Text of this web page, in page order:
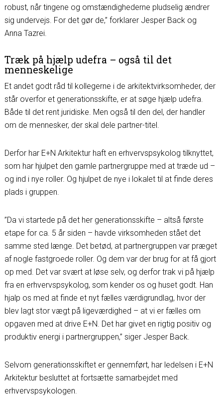
robust, når tingene og omstændighederne pludselig ændrer
sig undervejs. For det gør de,” forklarer Jesper Back og
Anna Tazrei.
Træk på hjælp udefra – også til det
menneskelige
Et andet godt råd til kollegerne i de arkitektvirksomheder, der
står overfor et generationsskifte, er at søge hjælp udefra.
Både til det rent juridiske. Men også til den del, der handler
om de mennesker, der skal dele partner-titel.
Derfor har E+N Arkitektur haft en erhvervspsykolog tilknyttet,
som har hjulpet den gamle partnergruppe med at træde ud –
og ind i nye roller. Og hjulpet de nye i lokalet til at finde deres
plads i gruppen.
”Da vi startede på det her generationsskifte – altså første
etape for ca. 5 år siden – havde virksomheden stået det
samme sted længe. Det betød, at partnergruppen var præget
af nogle fastgroede roller. Og dem var der brug for at få gjort
op med. Det var svært at løse selv, og derfor trak vi på hjælp
fra en erhvervspsykolog, som kender os og huset godt. Han
hjalp os med at finde et nyt fælles værdigrundlag, hvor der
blev lagt stor vægt på ligeværdighed – at vi er fælles om
opgaven med at drive E+N. Det har givet en rigtig positiv og
produktiv energi i partnergruppen,” siger Jesper Back.
Selvom generationsskiftet er gennemført, har ledelsen i E+N
Arkitektur besluttet at fortsætte samarbejdet med
erhvervspsykologen.